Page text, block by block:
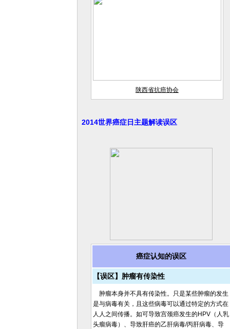
陕西省抗癌协会
2014世界癌症日主题解读误区
癌症认知的误区
【误区】肿瘤有传染性
肿瘤本身并不具有传染性。只是某些肿瘤的发生
是与病毒有关，且这些病毒可以通过特定的方式在
人人之间传播。如可导致宫颈癌发生的HPV（人乳
头瘤病毒）、导致肝癌的乙肝病毒/丙肝病毒、导